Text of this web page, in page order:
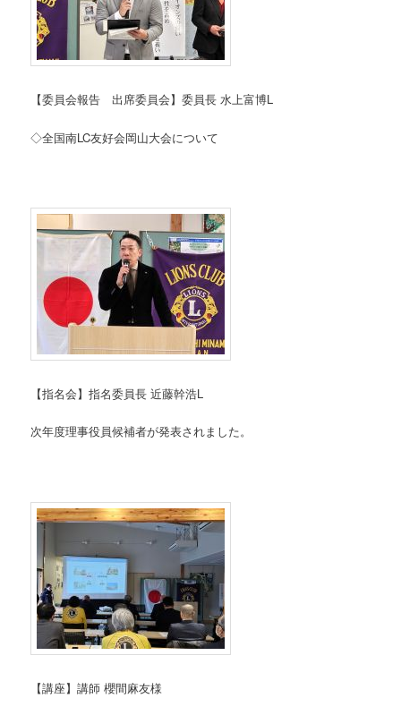
【委員会報告 出席委員会】委員長 水上富博L
◇全国南LC友好会岡山大会について
【指名会】指名委員長 近藤幹浩L
次年度理事役員候補者が発表されました。
【講座】講師 櫻間麻友様